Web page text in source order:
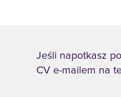
Jeśli napotkasz
CV e-mailem na